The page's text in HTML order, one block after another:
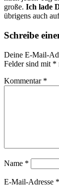
große. Ich lade
übrigens auch
Schreibe
Deine E-Mail-
Felder sind mit *
Kommentar *
Name *
E-Mail-Adresse *